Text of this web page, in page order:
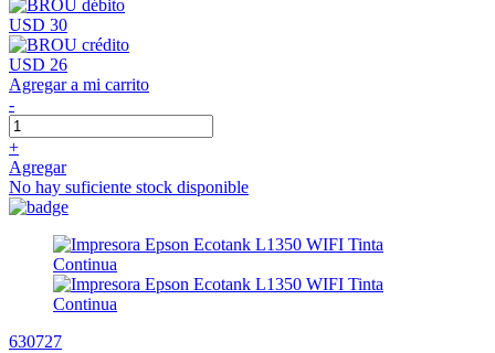
USD 30
USD 26
Agregar a mi carrito
-
+
Agregar
No hay suficiente stock disponible
630727